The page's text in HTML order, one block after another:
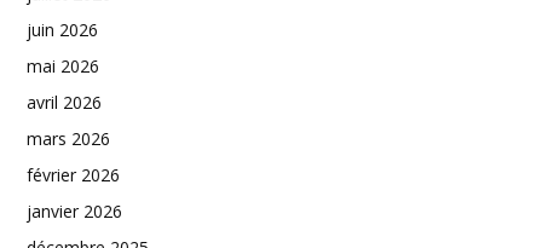
juin 2026
mai 2026
avril 2026
mars 2026
février 2026
janvier 2026